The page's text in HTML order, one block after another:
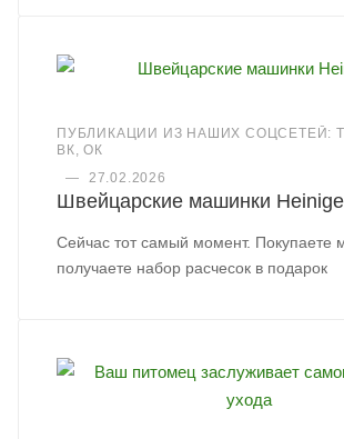
ПУБЛИКАЦИИ ИЗ НАШИХ СОЦСЕТЕЙ:
ВК, ОК
—
27.02.2026
Швейцарские машинки
Сейчас тот самый момент. Покупаете
получаете набор расчесок в подарок